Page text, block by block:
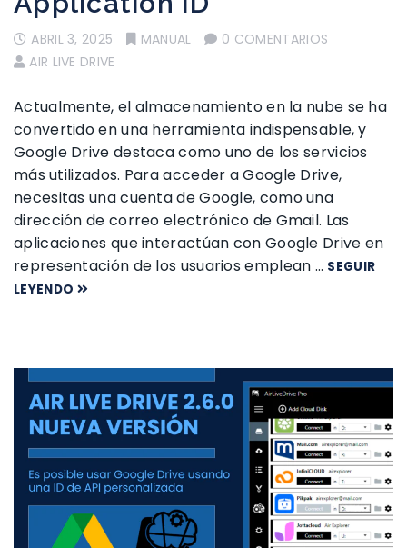
ABRIL 3, 2025 MANUAL
0 COMENTARIOS
AIR LIVE DRIVE
Actualmente, el almacenamiento en la nube se ha
convertido en una herramienta indispensable, y
Google Drive destaca como uno de los servicios
más utilizados. Para acceder a Google Drive,
necesitas una cuenta de Google, como una
dirección de correo electrónico de Gmail. Las
aplicaciones que interactúan con Google Drive en
representación de los usuarios emplean … SEGUIR
LEYENDO